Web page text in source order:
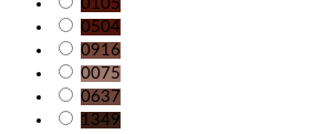
0105
0504
0916
0075
0637
1349